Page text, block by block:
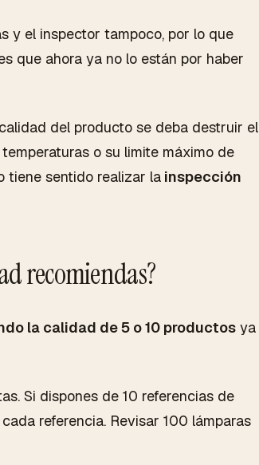
y el inspector tampoco, por lo que
que ahora ya no lo están por haber
del producto se deba destruir el
o su limite máximo de
tiene sentido realizar la inspección
recomiendas?
la calidad de 5 o 10 productos ya
Si dispones de 10 referencias de
referencia. Revisar 100 lámparas